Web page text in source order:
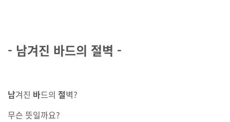
- 남겨진 바드의 절벽 -
남겨진 바드의 절벽?
무슨 뜻일까요?